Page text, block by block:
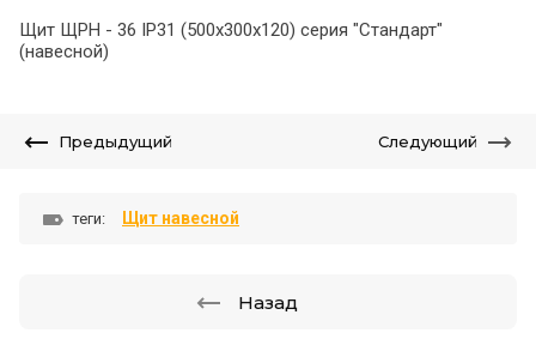
Щит ЩРН - 36 IP31 (500х300х120) серия "Стандарт"
(навесной)
Предыдущий Следующий
теги: Щит навесной
Назад